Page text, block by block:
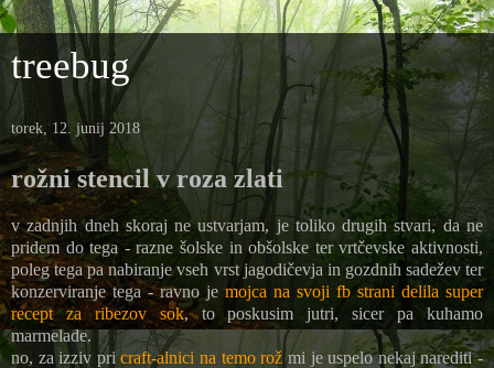
treebug
torek, 12. junij 2018
rožni stencil v roza zlati
v zadnjih dneh skoraj ne ustvarjam, je toliko drugih stvari, da ne
pridem do tega - razne šolske in obšolske ter vrtčevske aktivnosti,
poleg tega pa nabiranje vseh vrst jagodičevja in gozdnih sadežev ter
konzerviranje tega - ravno je mojca na svoji fb strani delila super
recept za ribezov sok, to poskusim jutri, sicer pa kuhamo
marmelade.
no, za izziv pricraft-alnici na temo rožmi je uspelo nekaj narediti -